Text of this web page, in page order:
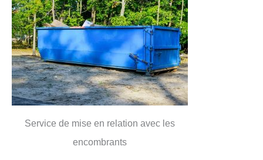
Service de mise en relation avec les
encombrants